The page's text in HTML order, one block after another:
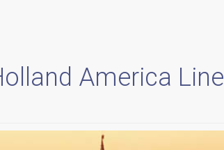
America Line